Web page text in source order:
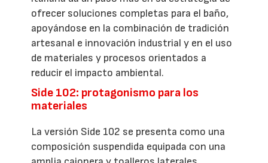
ofrecer soluciones completas para el baño,
apoyándose en la combinación de tradición
artesanal e innovación industrial y en el uso
de materiales y procesos orientados a
reducir el impacto ambiental.
Side 102: protagonismo para los
materiales
La versión Side 102 se presenta como una
composición suspendida equipada con una